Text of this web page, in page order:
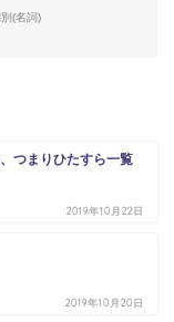
(名詞)
つまりひたすら一覧
2019年10月22日
2019年10月20日